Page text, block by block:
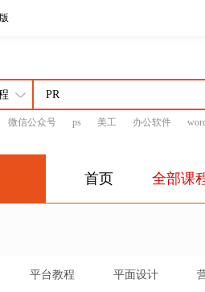
微信公众号 ps 美工 办公软件
首页 全部课
平台教程 平面设计